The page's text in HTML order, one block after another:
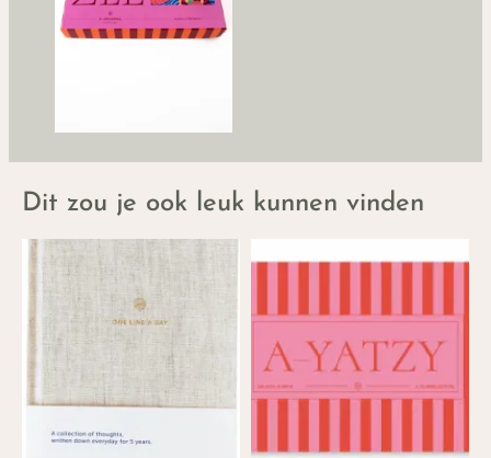
Dit zou je ook leuk kunnen vinden